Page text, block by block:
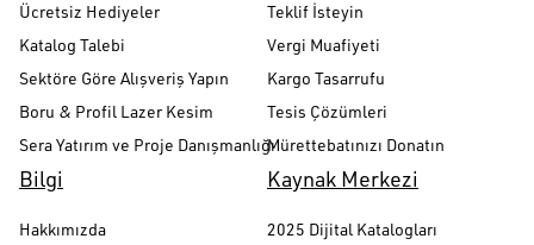
Ücretsiz Hediyeler
Katalog Talebi
Sektöre Göre Alışveriş Yapın
Boru & Profil Lazer Kesim
Sera Yatırım ve Proje Danışmanlığı
Teklif İsteyin
Vergi Muafiyeti
Kargo Tasarrufu
Tesis Çözümleri
Mürettebatınızı Donatın
Bilgi
Hakkımızda
Kaynak Merkezi
2025 Dijital Katalogları